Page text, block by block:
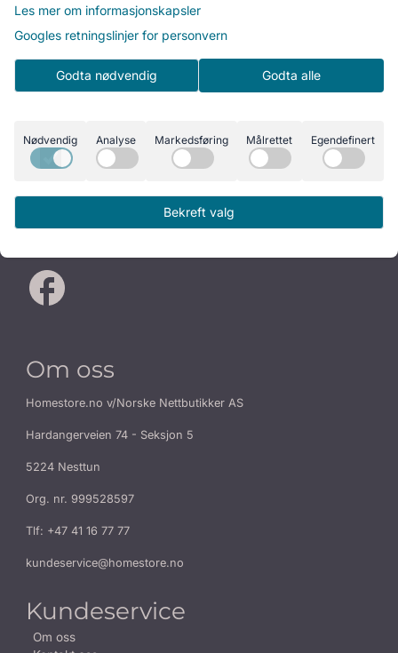
Homestore.no
Om oss
Homestore.no v/Norske Nettbutikker AS
Hardangerveien 74 - Seksjon 5
5224 Nesttun
Org. nr. 999528597
Tlf: +47 41 16 77 77
kundeservice@homestore.no
Kundeservice
Om oss
Les mer om informasjonskapsler
Googles retningslinjer for personvern
Godta nødvendig Godta alle
Nødvendig Analyse Markedsføring Målrettet Egendefinert
Bekreft valg